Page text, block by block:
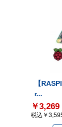
【
r...
￥3,269
税込￥